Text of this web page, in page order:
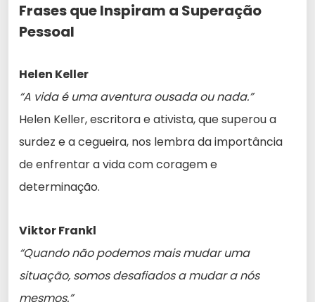
Frases que Inspiram a Superação
Pessoal
Helen Keller
“A vida é uma aventura ousada ou nada.”
Helen Keller, escritora e ativista, que superou a
surdez e a cegueira, nos lembra da importância
de enfrentar a vida com coragem e
determinação.
Viktor Frankl
“Quando não podemos mais mudar uma
situação, somos desafiados a mudar a nós
mesmos.”